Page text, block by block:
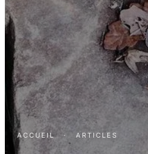
ACCUEIL · ARTICLES